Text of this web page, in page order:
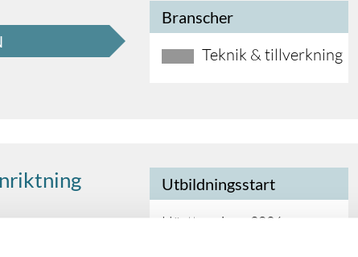
Branscher
Teknik & tillverkning
Utbildningsstart
Höstterminen 2026